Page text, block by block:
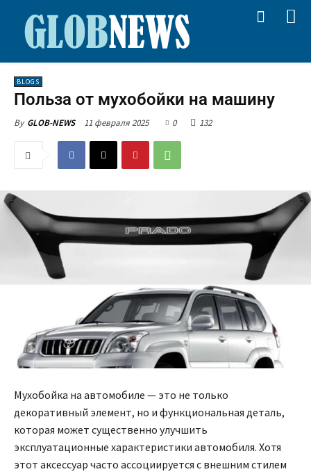
BLOGS
Польза от мухобойки на машину
By GLOB-NEWS 11 февраля 2025 0 132
Мухобойка на автомобиле — это не только
декоративный элемент, но и функциональная деталь,
которая может существенно улучшить
эксплуатационные характеристики автомобиля. Хотя
этот аксессуар часто ассоциируется с внешним стилем